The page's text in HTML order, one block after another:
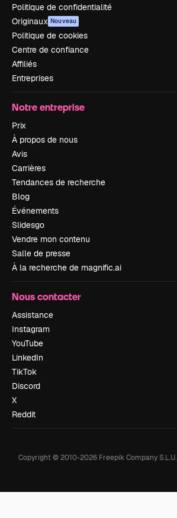
Politique de confidentialité
Originaux Nouveau
Politique de cookies
Centre de confiance
Affiliés
Entreprises
Notre entreprise
Prix
À propos de nous
Avis
Carrières
Tendances de recherche
Blog
Événements
Slidesgo
Vendre mon contenu
Salle de presse
À la recherche de magnific.ai
Nous contacter
Assistance
Instagram
YouTube
LinkedIn
TikTok
Discord
X
Reddit
Copyright © 2010-2026 Freepik Company S.L.U.